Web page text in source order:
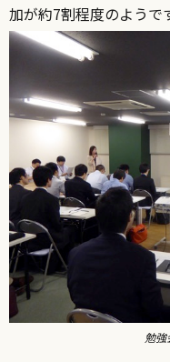
加が約7割程度のようで
勉